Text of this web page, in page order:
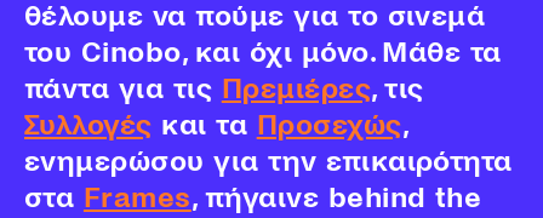
θέλουμε να πούμε για το σινεμά
του Cinobo, και όχι μόνο. Μάθε τα
πάντα για τις Πρεμιέρες, τις
Συλλογές και τα Προσεχώς,
ενημερώσου για την επικαιρότητα
στα Frames, πήγαινε behind the